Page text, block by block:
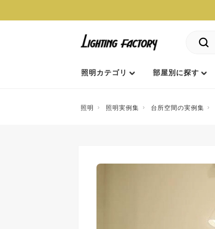
照明カテゴリ 部屋別に探す
照明 照明実例集 台所空間の実例集